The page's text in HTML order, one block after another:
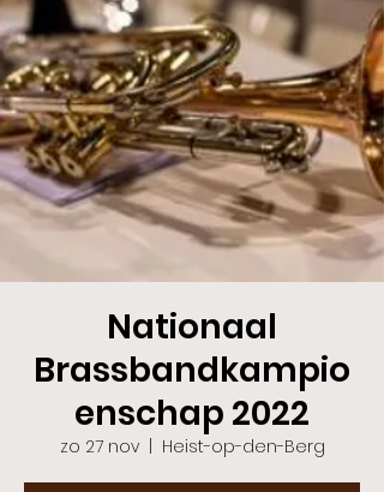
Nationaal
Brassbandkampio
enschap 2022
zo 27 nov
  |
Heist-op-den-Berg